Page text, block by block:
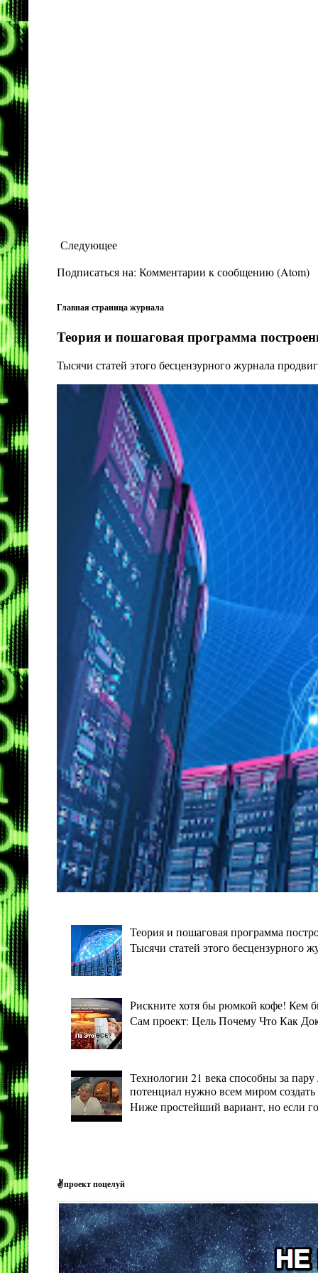
Следующее
Подписаться на: Комментарии к сообщению (Atom)
Главная страница журнала
Теория и пошаговая программа
Тысячи статей этого бесцензурного журнала
Теория и пошаговая программа
Тысячи статей этого
Рискните хотя бы рюмкой кофе! Кем
Сам проект: Цель Почему Что Как
Технологии 21 века способны за
потенциал нужно всем миром
Ниже простейший вариант, но если
✌проект поцелуй